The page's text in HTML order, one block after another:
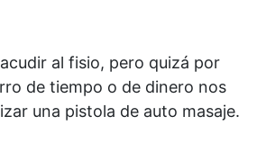
al fisio, pero quizá por
de tiempo o de dinero nos
una pistola de auto masaje.